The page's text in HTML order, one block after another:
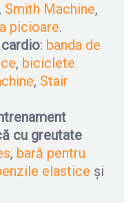
, Smith Machine,
picioare.
: banda de
, biciclete
, Stair
cu greutate
, bară pentru
elastice și